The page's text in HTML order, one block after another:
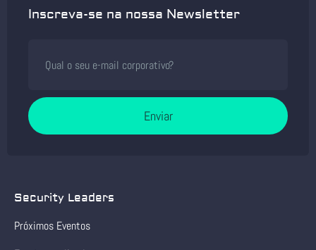
Inscreva-se na nossa Newsletter
Enviar
Security Leaders
Próximos Eventos